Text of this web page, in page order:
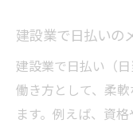
建設業で日払いの
建設業で日払い（
働き方として、柔
ます。例えば、資